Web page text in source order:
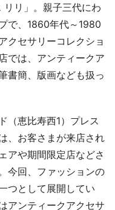
リ」。親子三代にわ
で、1860年代～1980
クセサリーコレクショ
では、アンティークア
書簡、版画なども扱っ
（恵比寿西1）プレス
、お客さまが来店され
アや期間限定店などさ
今回、ファッションの
つとして展開してい
アンティークアクセサ